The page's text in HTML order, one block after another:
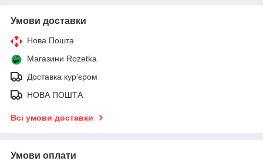
Умови доставки
Нова Пошта
Магазини Rozetka
Доставка кур'єром
НОВА ПОШТА
Всі умови доставки
Умови оплати